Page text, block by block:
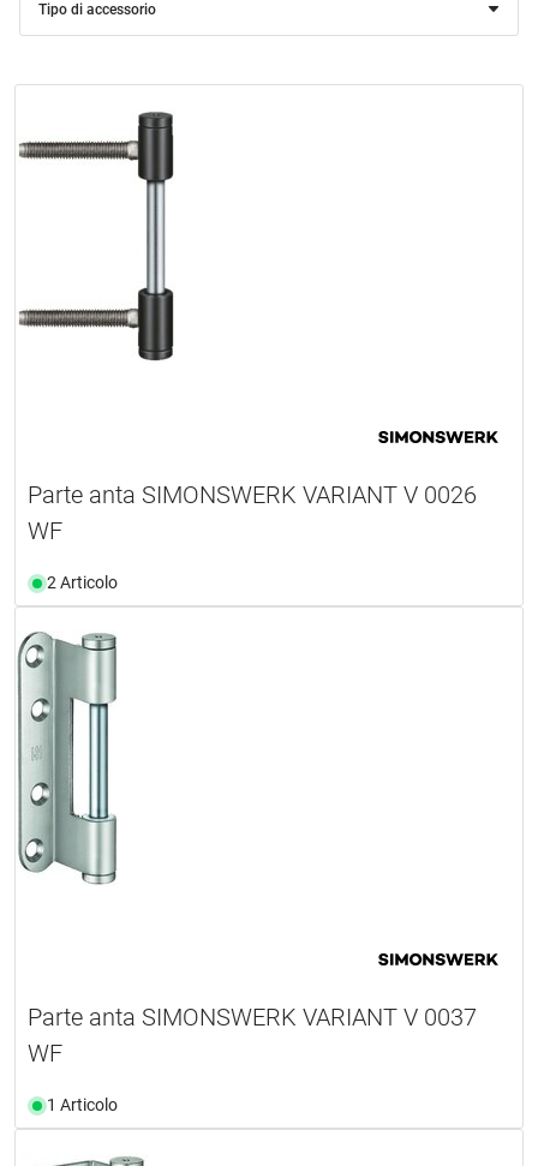
Tipo di accessorio
Parte anta SIMONSWERK VARIANT V 0026
WF
2 Articolo
Parte anta SIMONSWERK VARIANT V 0037
WF
1 Articolo